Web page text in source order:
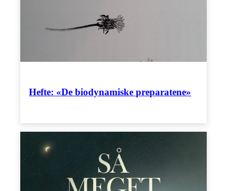
Hefte: «De biodynamiske preparatene»